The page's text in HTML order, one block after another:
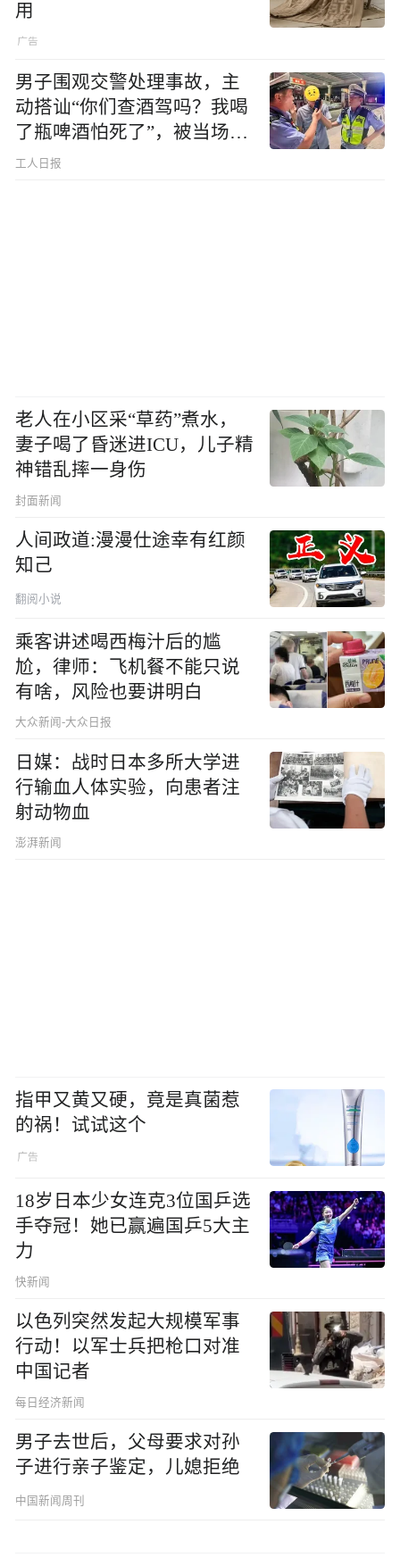
用
男子围观交警处理事故，主
动搭讪“你们查酒驾吗？我喝
了瓶啤酒怕死了”，被当场查
出醉驾
工人日报
老人在小区采“草药”煮水，
妻子喝了昏迷进ICU，儿子精
神错乱摔一身伤
封面新闻
人间政道:漫漫仕途幸有红颜
知己
翻阅小说
乘客讲述喝西梅汁后的尴
尬，律师：飞机餐不能只说
有啥，风险也要讲明白
大众新闻-大众日报
日媒：战时日本多所大学进
行输血人体实验，向患者注
射动物血
澎湃新闻
指甲又黄又硬，竟是真菌惹
的祸！试试这个
18岁日本少女连克3位国乒选
手夺冠！她已赢遍国乒5大主
力
快新闻
以色列突然发起大规模军事
行动！以军士兵把枪口对准
中国记者
每日经济新闻
男子去世后，父母要求对孙
子进行亲子鉴定，儿媳拒绝
中国新闻周刊